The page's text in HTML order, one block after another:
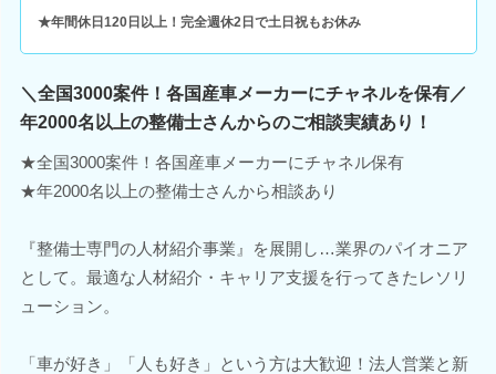
★年間休日120日以上！完全週休2日で土日祝もお休み
＼全国3000案件！各国産車メーカーにチャネルを保有／
年2000名以上の整備士さんからのご相談実績あり！
★全国3000案件！各国産車メーカーにチャネル保有
★年2000名以上の整備士さんから相談あり
『整備士専門の人材紹介事業』を展開し…業界のパイオニア
として。最適な人材紹介・キャリア支援を行ってきたレソリ
ューション。
「車が好き」「人も好き」という方は大歓迎！法人営業と新